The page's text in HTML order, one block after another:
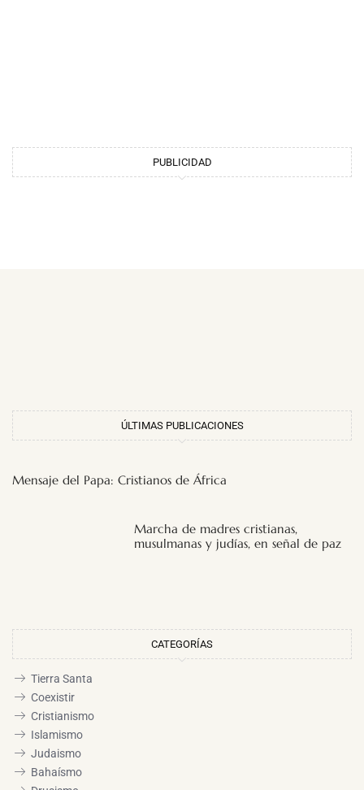
PUBLICIDAD
ÚLTIMAS PUBLICACIONES
Mensaje del Papa: Cristianos de África
Marcha de madres cristianas,
musulmanas y judías, en señal de paz
CATEGORÍAS
Tierra Santa
Coexistir
Cristianismo
Islamismo
Judaismo
Bahaísmo